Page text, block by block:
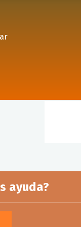
ayuda?